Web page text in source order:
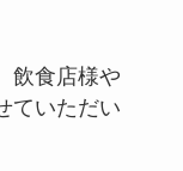
飲食店様や
ていただい